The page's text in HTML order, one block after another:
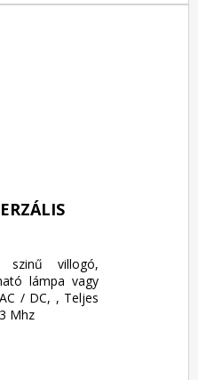
szinű villogó,
lámpa vagy
/ DC, , Teljes
Mhz